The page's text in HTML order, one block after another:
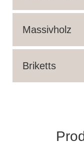
Massivholz
Briketts